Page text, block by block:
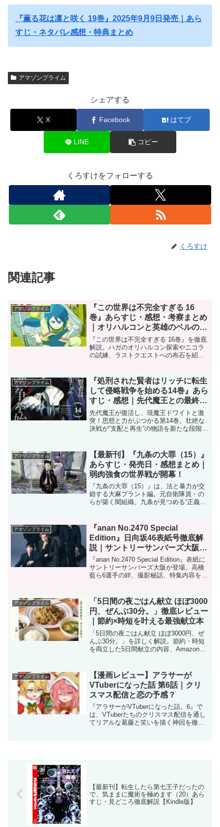
『薫る花は凛と咲く 19巻』2025年9月9日発売｜あら
すじ・ネタバレ感想・特典まとめ
アマゾンプライム
シェアする
X Facebook はてブ
LINE コピー
くろすけをフォローする
くろすけ
関連記事
アマゾンプライム
『この世界は不完全すぎる 16
巻』あらすじ・感想・考察まとめ
｜オリハルコンと英雄のベルの試
練
『この世界は不完全すぎる 16巻』を徹底
解説。ハガのオリハルコン探索やニコラ
の試練、ラストクエストへの布石を紹
アマゾンプライム
『処刑された賢者はリッチに転生
して侵略戦争を始める14巻』あら
すじ・感想｜先代魔王との最終決
戦が描く“支配の終焉”
先代魔王が復活し、現魔王ドワイトと激
突！思想と力がぶつかる第14巻。壮絶な
決戦が“支配と再生”の物語を新たな段階へ
アマゾンプライム
【最新刊】『九条の大罪（15）』
あらすじ・発売日・感想まとめ｜
弱肉強食の世界戦が開幕！
『九条の大罪（15）』は、法と暴力が交
錯する大麻プラント編。元自衛隊員・の
らが築く闇組織、九条が見つめる“正義の
アマゾンプライム
『anan No.2470 Special
Edition』日向坂46表紙号徹底解
説｜サントリーサンバーズ大阪・
高橋藍ら6選手が語るチームの絆
『anan No.2470 Special Edition』表紙に
サントリーサンバーズ大阪が登場。高橋
藍ら6選手の絆、撮影秘話、特集内容を徹
アマゾンプライム
「5日間の夜ごはん献立 ほぼ3000
円、ぜんぶ30分。」徹底レビュー
｜節約×時短を叶える最強献立本
「5日間の夜ごはん献立 ほぼ3000円、ぜ
んぶ30分。」を詳しく解説。節約・時短
を両立した5日間献立の内容、Amazon限
アマゾンプライム
【漫画レビュー】アラサーが
VTuberになった話 第6話｜クリ
スマス配信と恋の予感？
『アラサーがVTuberになった話。6』で
は、VTuberたちのクリスマス配信を通し
てリアルな葛藤と笑いを描く神回を徹底
【最新刊】転生したら第七王子だったの
で、気ままに魔術を極めます（20）あら
すじ・見どころ徹底解説【Kindle版】